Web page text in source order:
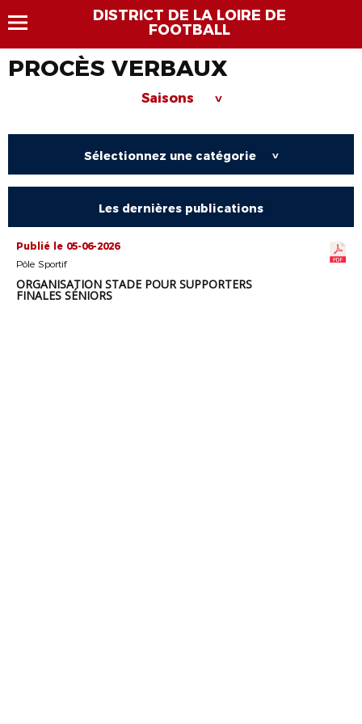
DISTRICT DE LA LOIRE DE
FOOTBALL
PROCÈS VERBAUX
Saisons >
Sélectionnez une catégorie >
Les dernières publications
Publié le 05-06-2026
Pôle Sportif
ORGANISATION STADE POUR SUPPORTERS
FINALES SÉNIORS